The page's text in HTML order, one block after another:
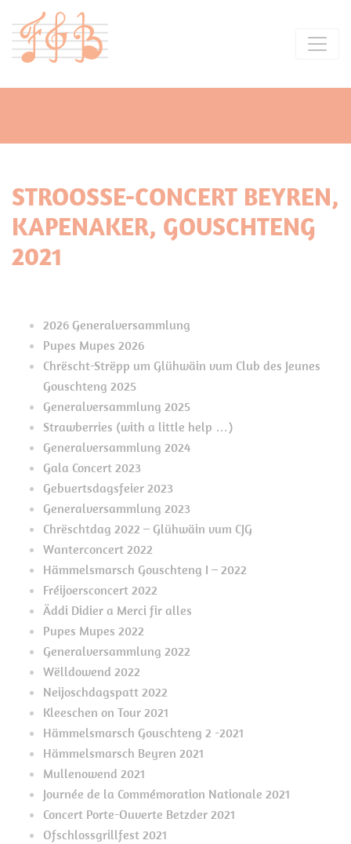
STROOSSE-CONCERT BEYREN,
KAPENAKER, GOUSCHTENG
2021
2026 Generalversammlung
Pupes Mupes 2026
Chrëscht-Strëpp um Glühwäin vum Club des Jeunes
Gouschteng 2025
Generalversammlung 2025
Strawberries (with a little help …)
Generalversammlung 2024
Gala Concert 2023
Gebuertsdagsfeier 2023
Generalversammlung 2023
Chrëschtdag 2022 – Glühwäin vum CJG
Wanterconcert 2022
Hämmelsmarsch Gouschteng I – 2022
Fréijoersconcert 2022
Äddi Didier a Merci fir alles
Pupes Mupes 2022
Generalversammlung 2022
Wëlldowend 2022
Neijoschdagspatt 2022
Kleeschen on Tour 2021
Hämmelsmarsch Gouschteng 2 -2021
Hämmelsmarsch Beyren 2021
Mullenowend 2021
Journée de la Commémoration Nationale 2021
Concert Porte-Ouverte Betzder 2021
Ofschlossgrillfest 2021